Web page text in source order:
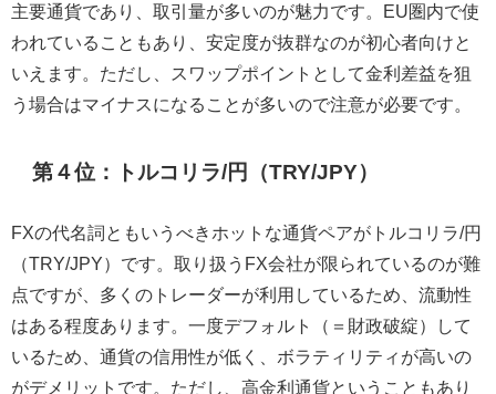
主要通貨であり、取引量が多いのが魅力です。EU圏内で使
われていることもあり、安定度が抜群なのが初心者向けと
いえます。ただし、スワップポイントとして金利差益を狙
う場合はマイナスになることが多いので注意が必要です。
第４位：トルコリラ/円（TRY/JPY）
FXの代名詞ともいうべきホットな通貨ペアがトルコリラ/円
（TRY/JPY）です。取り扱うFX会社が限られているのが難
点ですが、多くのトレーダーが利用しているため、流動性
はある程度あります。一度デフォルト（＝財政破綻）して
いるため、通貨の信用性が低く、ボラティリティが高いの
がデメリットです。ただし、高金利通貨ということもあり